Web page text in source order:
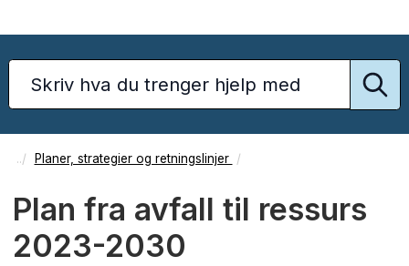
Planer, strategier og retningslinjer
Plan fra avfall til ressurs
2023-2030